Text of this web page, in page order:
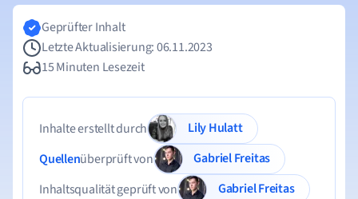
Geprüfter Inhalt
Letzte Aktualisierung: 06.11.2023
15 Minuten Lesezeit
Inhalte erstellt durch
Lily Hulatt
Quellenüberprüft von
Gabriel Freitas
Inhaltsqualität geprüft von
Gabriel Freitas